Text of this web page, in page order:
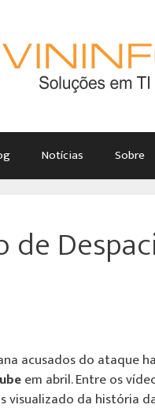
Notícias Sobre
de
acusados do ataque
em abril. Entre os
visualizado da história